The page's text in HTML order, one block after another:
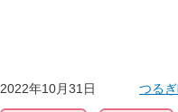
2022年10月31日 つる